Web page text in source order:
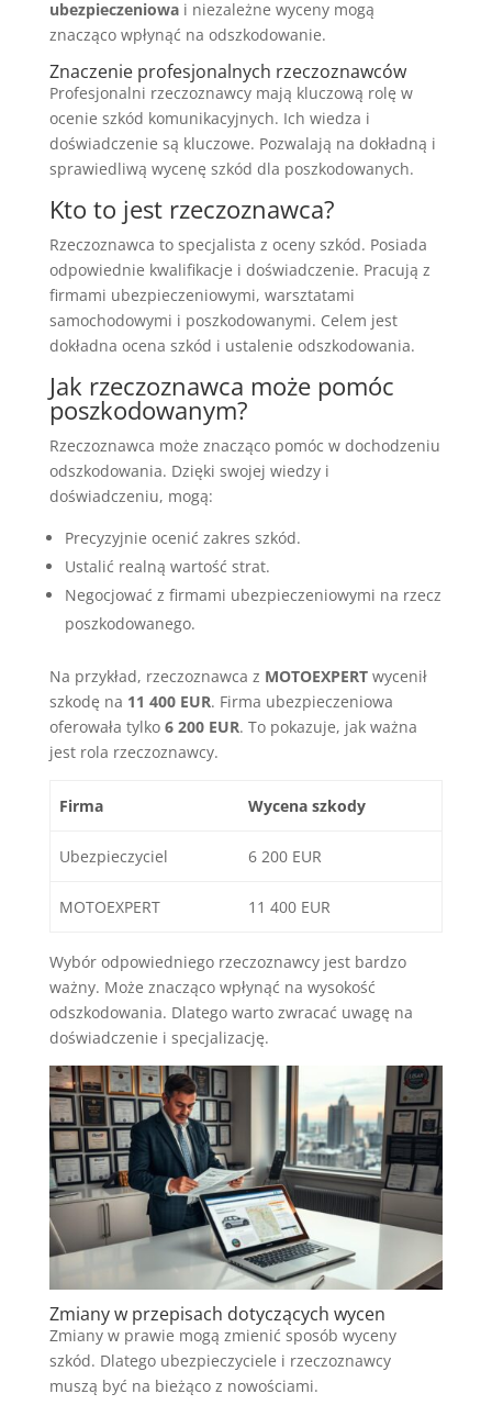
ubezpieczeniowai niezależne wyceny mogą
znacząco wpłynąć na odszkodowanie.
Znaczenie profesjonalnych rzeczoznawców
Profesjonalni rzeczoznawcy mają kluczową rolę w
ocenie szkód komunikacyjnych. Ich wiedza i
doświadczenie są kluczowe. Pozwalają na dokładną i
sprawiedliwą wycenę szkód dla poszkodowanych.
Kto to jest rzeczoznawca?
Rzeczoznawca to specjalista z oceny szkód. Posiada
odpowiednie kwalifikacje i doświadczenie. Pracują z
firmami ubezpieczeniowymi, warsztatami
samochodowymi i poszkodowanymi. Celem jest
dokładna ocena szkód i ustalenie odszkodowania.
Jak rzeczoznawca może pomóc
poszkodowanym?
Rzeczoznawca może znacząco pomóc w dochodzeniu
odszkodowania. Dzięki swojej wiedzy i
doświadczeniu, mogą:
Precyzyjnie ocenić zakres szkód.
Ustalić realną wartość strat.
Negocjować z firmami ubezpieczeniowymi na rzecz
poszkodowanego.
Na przykład, rzeczoznawca z MOTOEXPERTwycenił
szkodę na 11 400 EUR. Firma ubezpieczeniowa
oferowała tylko 6 200 EUR. To pokazuje, jak ważna
jest rola rzeczoznawcy.
Firma Wycena szkody
Ubezpieczyciel 6 200 EUR
MOTOEXPERT 11 400 EUR
Wybór odpowiedniego rzeczoznawcy jest bardzo
ważny. Może znacząco wpłynąć na wysokość
odszkodowania. Dlatego warto zwracać uwagę na
doświadczenie i specjalizację.
Zmiany w przepisach dotyczących wycen
Zmiany w prawie mogą zmienić sposób wyceny
szkód. Dlatego ubezpieczyciele i rzeczoznawcy
muszą być na bieżąco z nowościami.